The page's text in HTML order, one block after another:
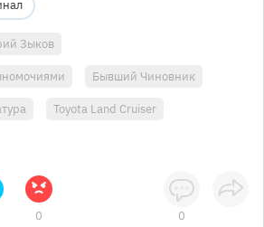
Зыков
Бывший Чиновник
Toyota Land Cruiser
0 0